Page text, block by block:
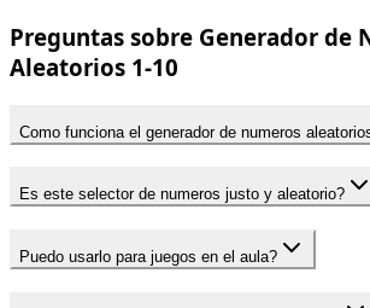
Preguntas sobre Generador de
Aleatorios 1-10
Como funciona el generador de numeros
Es este selector de numeros justo y aleatorio?
Puedo usarlo para juegos en el aula?